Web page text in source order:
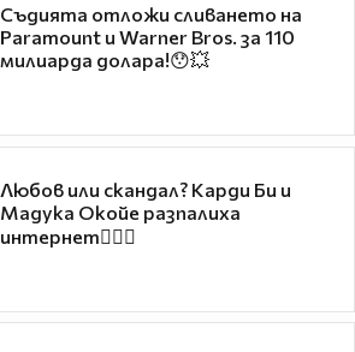
Съдията отложи сливането на
Paramount и Warner Bros. за 110
милиарда долара!😯💥
Любов или скандал? Карди Би и
Мадука Окойе разпалиха
интернет❤️‍🔥🔥